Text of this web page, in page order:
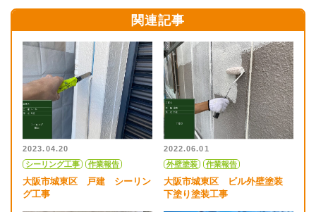
関連記事
2023.04.20
シーリング工事
作業報告
大阪市城東区 戸建 シーリン
グ工事
2022.06.01
外壁塗装
作業報告
大阪市城東区 ビル外壁塗装
下塗り塗装工事